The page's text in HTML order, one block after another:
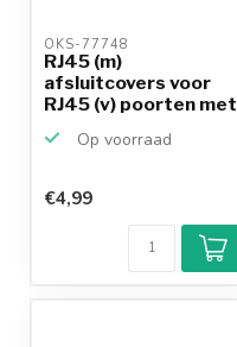
OKS-77748
RJ45 (m)
afsluitcovers voor
RJ45 (v) poorten met
Op voorraad
€4,99